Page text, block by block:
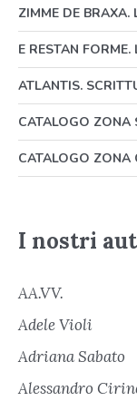
ZIMME DE BRAXA.
E RESTAN
ATLANTIS.
CATALOGO ZONA
CATALOGO ZONA
I nostri
AA.VV.
Adele Violi
Adriana Sabato
Alessandro